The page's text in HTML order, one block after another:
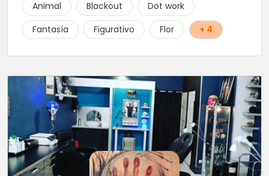
Animal Blackout
Dot work
Fantasía
Figurativo Flor + 4